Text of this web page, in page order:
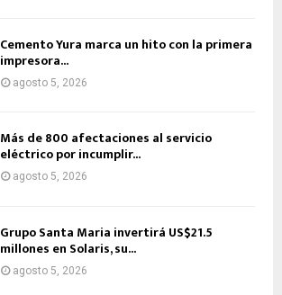
Cemento Yura marca un hito con la primera
impresora...
agosto 5, 2026
Más de 800 afectaciones al servicio
eléctrico por incumplir...
agosto 5, 2026
Grupo Santa Maria invertirá US$21.5
millones en Solaris, su...
agosto 5, 2026